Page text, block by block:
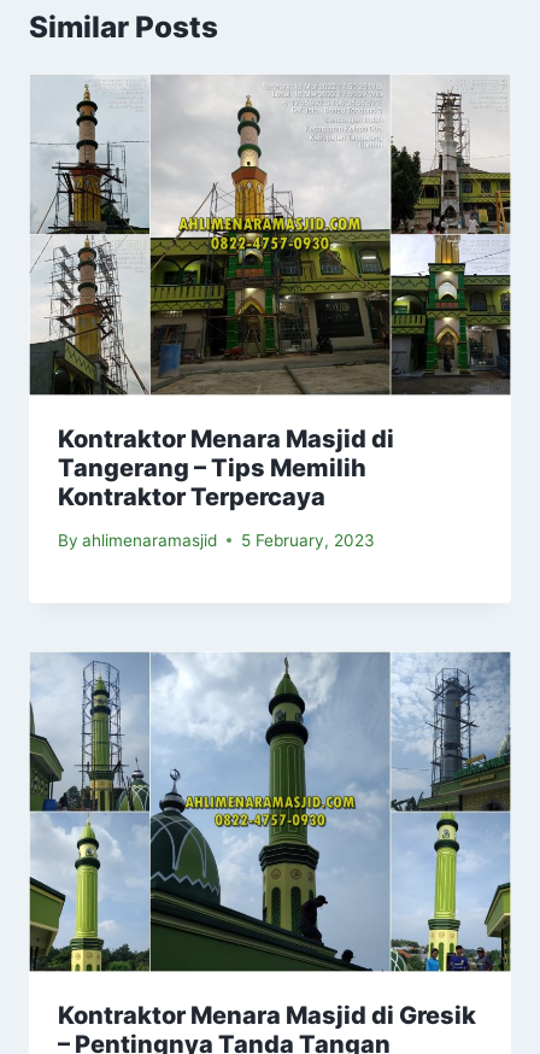
Similar Posts
Kontraktor Menara Masjid di
Tangerang – Tips Memilih
Kontraktor Terpercaya
By ahlimenaramasjid 5 February, 2023
Kontraktor Menara Masjid di Gresik
– Pentingnya Tanda Tangan